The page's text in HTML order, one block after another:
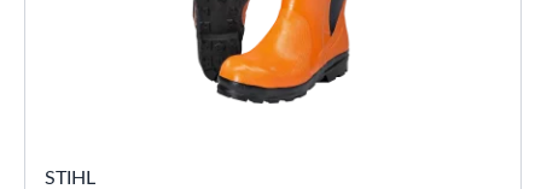
STIHL